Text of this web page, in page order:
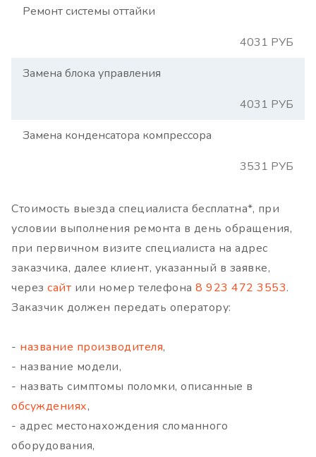
Ремонт системы оттайки
4031 РУБ
Замена блока управления
4031 РУБ
Замена конденсатора компрессора
3531 РУБ
Стоимость выезда специалиста бесплатна*, при
условии выполнения ремонта в день обращения,
при первичном визите специалиста на адрес
заказчика, далее клиент, указанный в заявке,
через сайт или номер телефона 8 923 472 3553.
Заказчик должен передать оператору:
- название производителя,
- название модели,
- назвать симптомы поломки, описанные в
обсуждениях,
- адрес местонахождения сломанного
оборудования,